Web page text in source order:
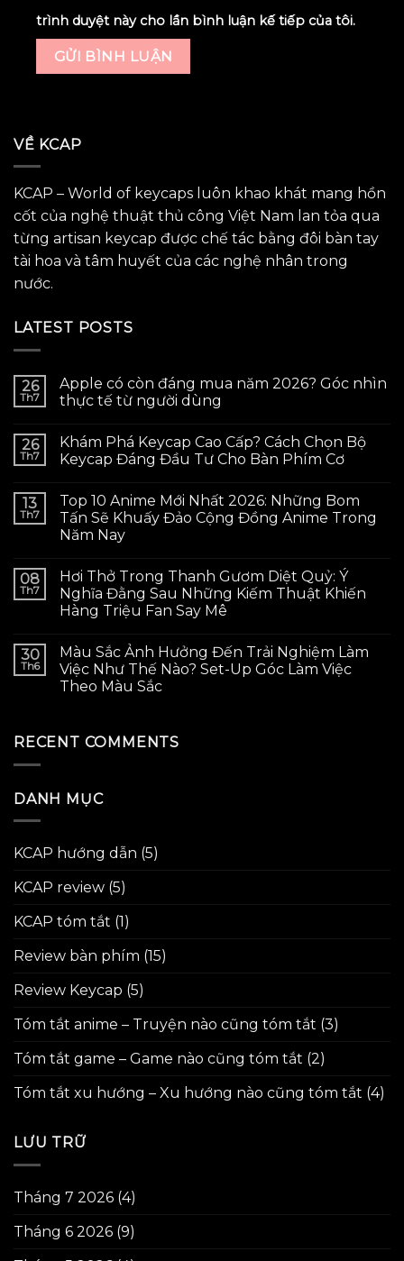
trình duyệt này cho lần bình luận kế tiếp của tôi.
VỀ KCAP
KCAP – World of keycaps luôn khao khát mang hồn
cốt của nghệ thuật thủ công Việt Nam lan tỏa qua
từng artisan keycap được chế tác bằng đôi bàn tay
tài hoa và tâm huyết của các nghệ nhân trong
nước.
LATEST POSTS
26
Th7
Apple có còn đáng mua năm 2026? Góc nhìn
thực tế từ người dùng
26
Th7
Khám Phá Keycap Cao Cấp? Cách Chọn Bộ
Keycap Đáng Đầu Tư Cho Bàn Phím Cơ
13
Th7
Top 10 Anime Mới Nhất 2026: Những Bom
Tấn Sẽ Khuấy Đảo Cộng Đồng Anime Trong
Năm Nay
08
Th7
Hơi Thở Trong Thanh Gươm Diệt Quỷ: Ý
Nghĩa Đằng Sau Những Kiếm Thuật Khiến
Hàng Triệu Fan Say Mê
30
Th6
Màu Sắc Ảnh Hưởng Đến Trải Nghiệm Làm
Việc Như Thế Nào? Set-Up Góc Làm Việc
Theo Màu Sắc
RECENT COMMENTS
DANH MỤC
KCAP hướng dẫn (5)
KCAP review (5)
KCAP tóm tắt (1)
Review bàn phím (15)
Review Keycap (5)
Tóm tắt anime – Truyện nào cũng tóm tắt (3)
Tóm tắt game – Game nào cũng tóm tắt (2)
Tóm tắt xu hướng – Xu hướng nào cũng tóm tắt (4)
LƯU TRỮ
Tháng 7 2026 (4)
Tháng 6 2026 (9)